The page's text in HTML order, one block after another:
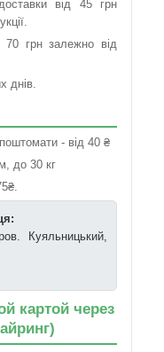
від 45 грн
70 грн залежно від
днів.
- від 40 ₴
до 30 кг
Куяльницький,
картой через